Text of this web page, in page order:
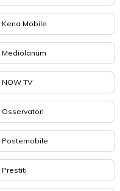
Kena Mobile
Mediolanum
NOW TV
Osservatori
Postemobile
Prestiti